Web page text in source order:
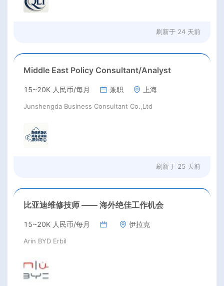
刷新于 24 天前
Middle East Policy Consultant/Analyst
15~20K 人民币/每月 兼职 上海
Junshengda Business Consultant Co.,Ltd
刷新于 25 天前
比亚迪维修技师 —— 海外绝佳工作机会
15~20K 人民币/每月 伊拉克
Arin BYD Erbil